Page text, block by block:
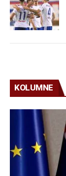
KOLUMNE